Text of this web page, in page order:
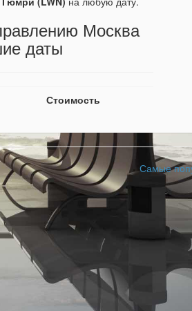
Москва
даты
Стоимость
Самые